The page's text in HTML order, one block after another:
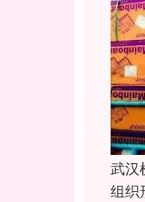
武汉
组织